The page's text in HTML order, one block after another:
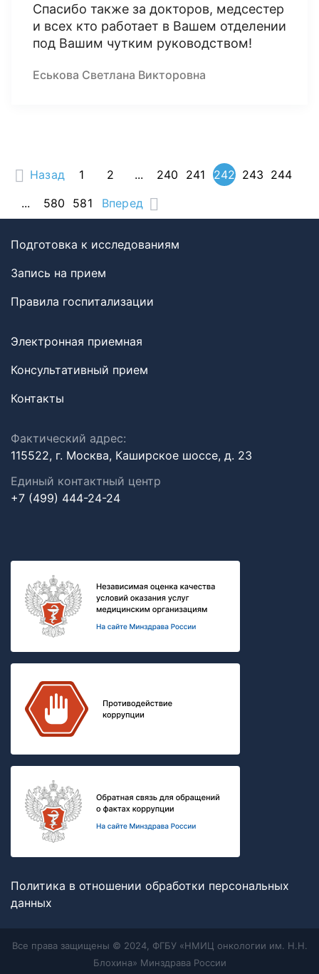
Спасибо также за докторов, медсестер
и всех кто работает в Вашем отделении
под Вашим чутким руководством!
Еськова Светлана Викторовна
Назад 1 2 ... 240 241 242 243 244
...
580 581 Вперед
Подготовка к исследованиям
Запись на прием
Правила госпитализации
Электронная приемная
Консультативный прием
Контакты
Фактический адрес:
115522, г. Москва, Каширское шоссе, д. 23
Единый контактный центр
+7 (499) 444-24-24
Политика в отношении обработки персональных
данных
Все права защищены © 2024, ФГБУ «НМИЦ онкологии им. Н.Н.
Блохина» Минздрава России